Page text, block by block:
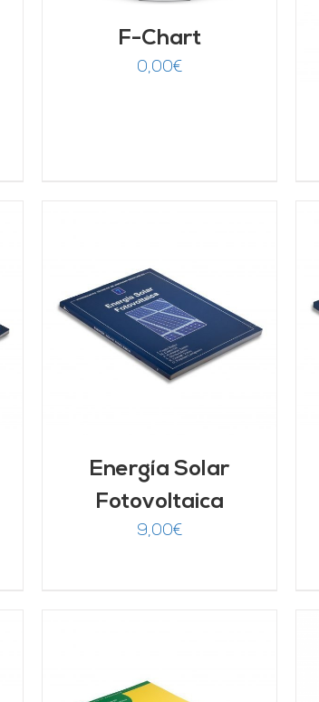
F-Chart
0,00€
Energía Solar
Fotovoltaica
9,00€
AÑADIR AL CARRITO
DETALLES